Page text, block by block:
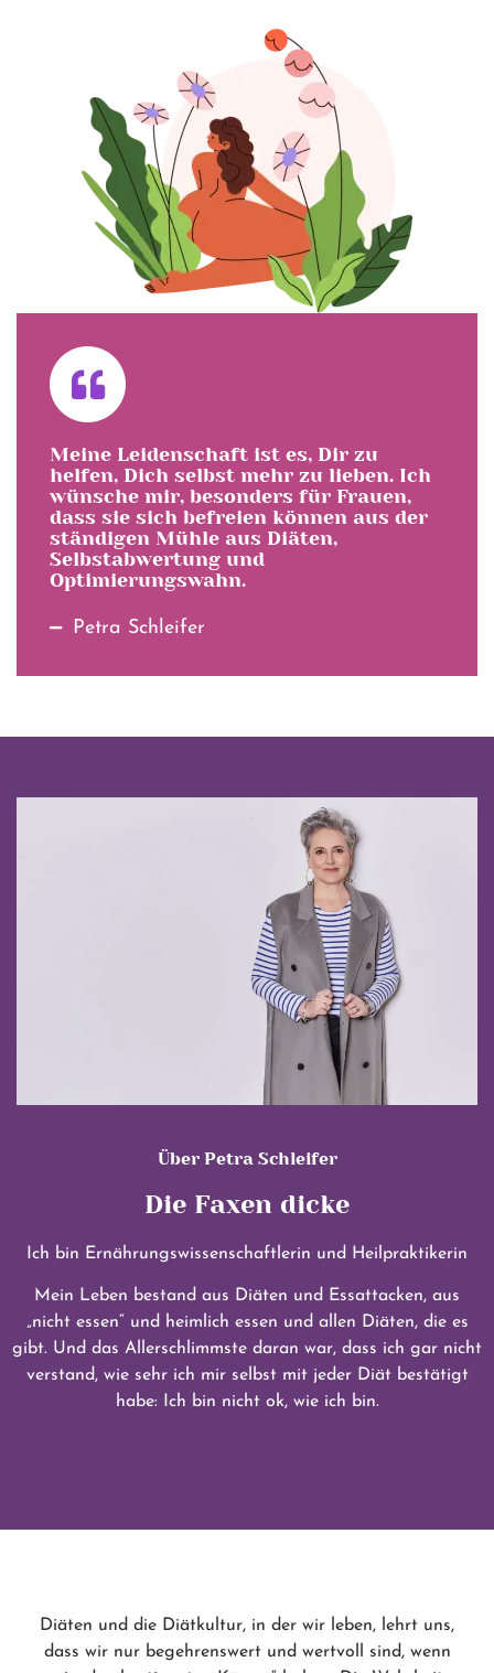
Meine Leidenschaft ist es, Dir zu
helfen, Dich selbst mehr zu lieben. Ich
wünsche mir, besonders für Frauen,
dass sie sich befreien können aus der
ständigen Mühle aus Diäten,
Selbstabwertung und
Optimierungswahn.
Petra Schleifer
Über Petra Schleifer
Die Faxen dicke
Ich bin Ernährungswissenschaftlerin und Heilpraktikerin
Mein Leben bestand aus Diäten und Essattacken, aus
„nicht essen“ und heimlich essen und allen Diäten, die es
gibt. Und das Allerschlimmste daran war, dass ich gar nicht
verstand, wie sehr ich mir selbst mit jeder Diät bestätigt
habe: Ich bin nicht ok, wie ich bin.
Diäten und die Diätkultur, in der wir leben, lehrt uns,
dass wir nur begehrenswert und wertvoll sind, wenn